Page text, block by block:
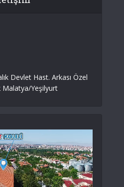
Devlet Hast. Arkası Özel
Yeşilyurt